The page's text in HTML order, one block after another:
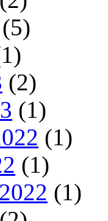
(5)
(2)
(1)
(1)
(1)
(1)